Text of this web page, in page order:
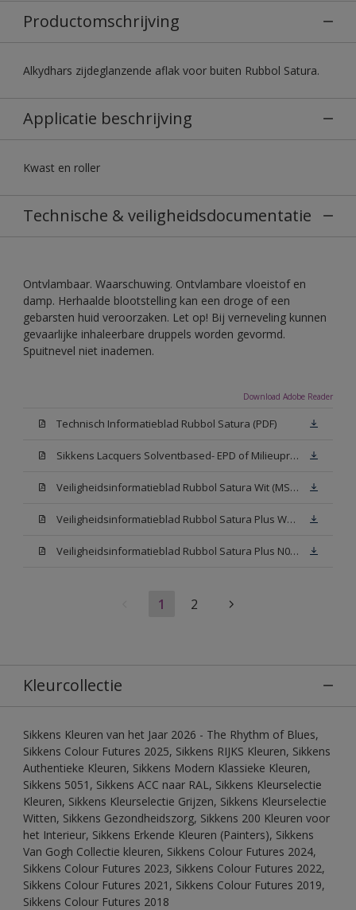
Productomschrijving
Alkydhars zijdeglanzende aflak voor buiten Rubbol Satura.
Applicatie beschrijving
Kwast en roller
Technische & veiligheidsdocumentatie
Ontvlambaar. Waarschuwing. Ontvlambare vloeistof en
damp. Herhaalde blootstelling kan een droge of een
gebarsten huid veroorzaken. Let op! Bij verneveling kunnen
gevaarlijke inhaleerbare druppels worden gevormd.
Spuitnevel niet inademen.
Download Adobe Reader
Technisch Informatieblad Rubbol Satura (PDF)
Sikkens Lacquers Solventbased- EPD of Milieuproductverklaring
Veiligheidsinformatieblad Rubbol Satura Wit (MSDS)
Veiligheidsinformatieblad Rubbol Satura Plus W05 (MSDS)
Veiligheidsinformatieblad Rubbol Satura Plus N00 (MSDS)
1 2
Kleurcollectie
Sikkens Kleuren van het Jaar 2026 - The Rhythm of Blues,
Sikkens Colour Futures 2025, Sikkens RIJKS Kleuren, Sikkens
Authentieke Kleuren, Sikkens Modern Klassieke Kleuren,
Sikkens 5051, Sikkens ACC naar RAL, Sikkens Kleurselectie
Kleuren, Sikkens Kleurselectie Grijzen, Sikkens Kleurselectie
Witten, Sikkens Gezondheidszorg, Sikkens 200 Kleuren voor
het Interieur, Sikkens Erkende Kleuren (Painters), Sikkens
Van Gogh Collectie kleuren, Sikkens Colour Futures 2024,
Sikkens Colour Futures 2023, Sikkens Colour Futures 2022,
Sikkens Colour Futures 2021, Sikkens Colour Futures 2019,
Sikkens Colour Futures 2018